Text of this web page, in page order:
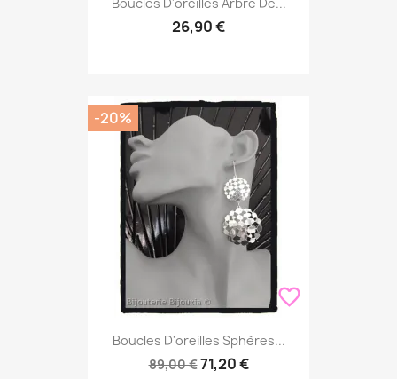
26,90 €
favorite_border
Boucles D'oreilles Sphères...
89,00 €71,20 €
-20%